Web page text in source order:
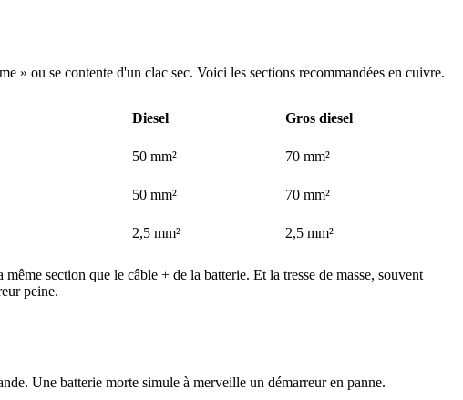
» ou se contente d'un clac sec. Voici les sections recommandées en cuivre.
Diesel Gros diesel
50 mm² 70 mm²
50 mm² 70 mm²
2,5 mm² 2,5 mm²
section que le câble + de la batterie. Et la tresse de masse, souvent
peine.
Une batterie morte simule à merveille un démarreur en panne.